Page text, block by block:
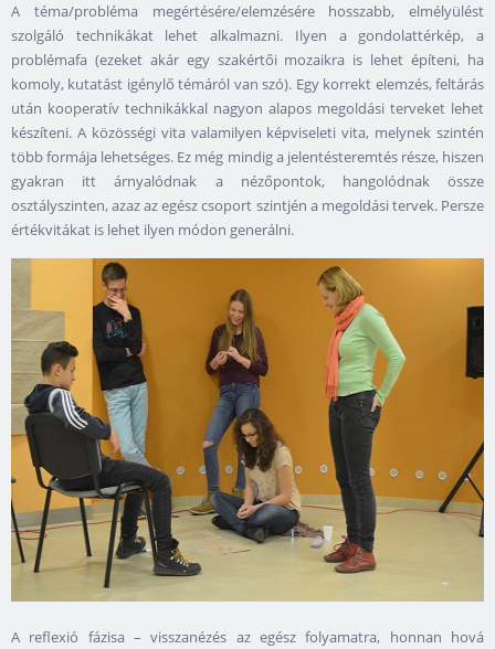
A téma/probléma megértésére/elemzésére hosszabb, elmélyülést
szolgáló technikákat lehet alkalmazni. Ilyen a gondolattérkép, a
problémafa (ezeket akár egy szakértői mozaikra is lehet építeni, ha
komoly, kutatást igénylő témáról van szó). Egy korrekt elemzés, feltárás
után kooperatív technikákkal nagyon alapos megoldási terveket lehet
készíteni. A közösségi vita valamilyen képviseleti vita, melynek szintén
több formája lehetséges. Ez még mindig a jelentésteremtés része, hiszen
gyakran itt árnyalódnak a nézőpontok, hangolódnak össze
osztályszinten, azaz az egész csoport szintjén a megoldási tervek. Persze
értékvitákat is lehet ilyen módon generálni.
A reflexió fázisa – visszanézés az egész folyamatra, honnan hová